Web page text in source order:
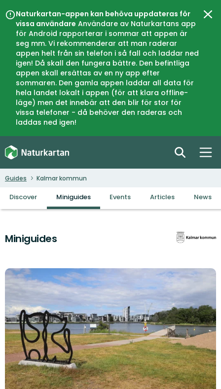
Naturkartan-appen kan behöva uppdateras för
vissa användare Användare av Naturkartans app
för Android rapporterar i sommar att appen är
seg mm. Vi rekommenderar att man raderar
appen helt från sin telefon i så fall och laddar ned
igen! Då skall den fungera bättre. Den befintliga
appen skall ersättas av en ny app efter
sommaren. Den gamla appen laddar all data för
hela landet lokalt i appen (för att klara offline-
läge) men det innebär att den blir för stor för
vissa telefoner - då behöver den raderas och
laddas ned igen!
Guides Kalmar kommun
Discover Miniguides Events Articles News
Miniguides